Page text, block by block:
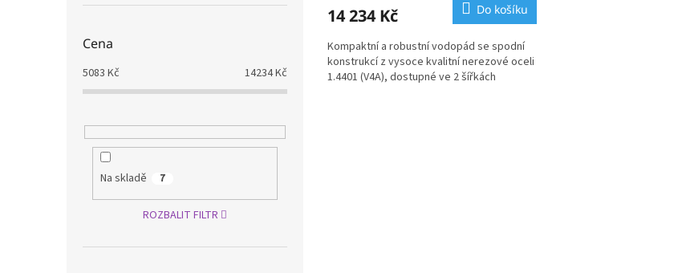
Cena
5083 Kč 14234Kč
Na skladě 7
ROZBALIT FILTR
14 234 Kč Do košíku
Kompaktní a robustní vodopád se spodní
konstrukcí z vysoce kvalitní nerezové oceli
1.4401 (V4A), dostupné ve 2 šířkách